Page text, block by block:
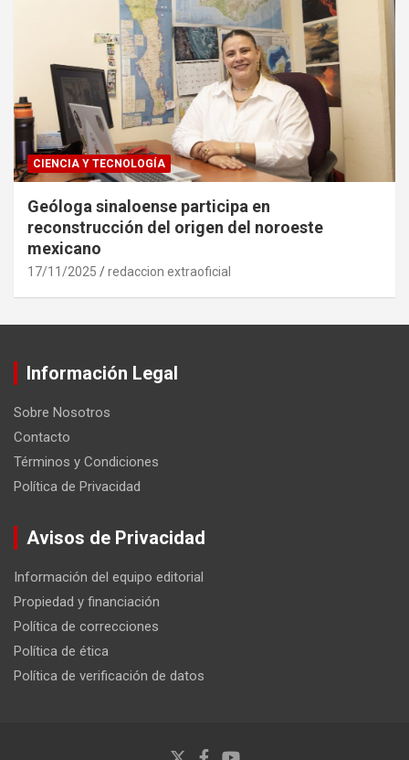
CIENCIA Y TECNOLOGÍA
Geóloga sinaloense participa en
reconstrucción del origen del noroeste
mexicano
17/11/2025 redaccion extraoficial
Información Legal
Sobre Nosotros
Contacto
Términos y Condiciones
Política de Privacidad
Avisos de Privacidad
Información del equipo editorial
Propiedad y financiación
Política de correcciones
Política de ética
Política de verificación de datos